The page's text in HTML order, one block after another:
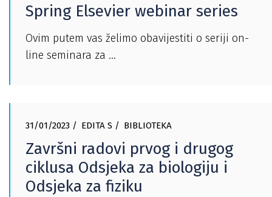
Spring Elsevier webinar series
Ovim putem vas želimo obavijestiti o seriji on-
line seminara za
31/01/2023 EDITA S BIBLIOTEKA
Završni radovi prvog i drugog
ciklusa Odsjeka za biologiju i
Odsjeka za fiziku